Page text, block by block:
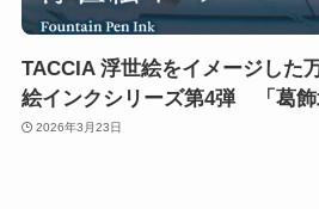
TACCIA 浮世絵をイメージし
絵インクシリーズ第4弾 「葛飾
2026年3月23日